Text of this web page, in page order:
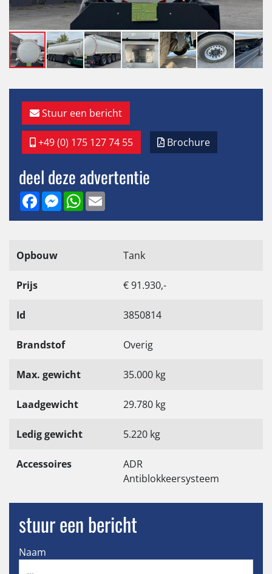
Stuur een bericht
+49 (0) 175 127 74 55 Brochure
deel deze advertentie
FacebookMessengerWhatsApp
Opbouw Tank
Prijs € 91.930,-
Id 3850814
Brandstof Overig
Max. gewicht 35.000 kg
Laadgewicht 29.780 kg
Ledig gewicht 5.220 kg
Accessoires
ADR
Antiblokkeersysteem
stuur een bericht
Naam